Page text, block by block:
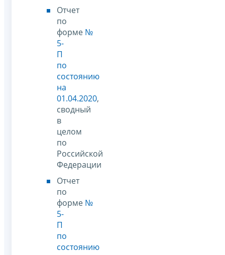
Отчет
по
форме №
5-
П
по
состоянию
на
01.04.2020,
сводный
в
целом
по
Российской
Федерации
Отчет
по
форме №
5-
П
по
состоянию